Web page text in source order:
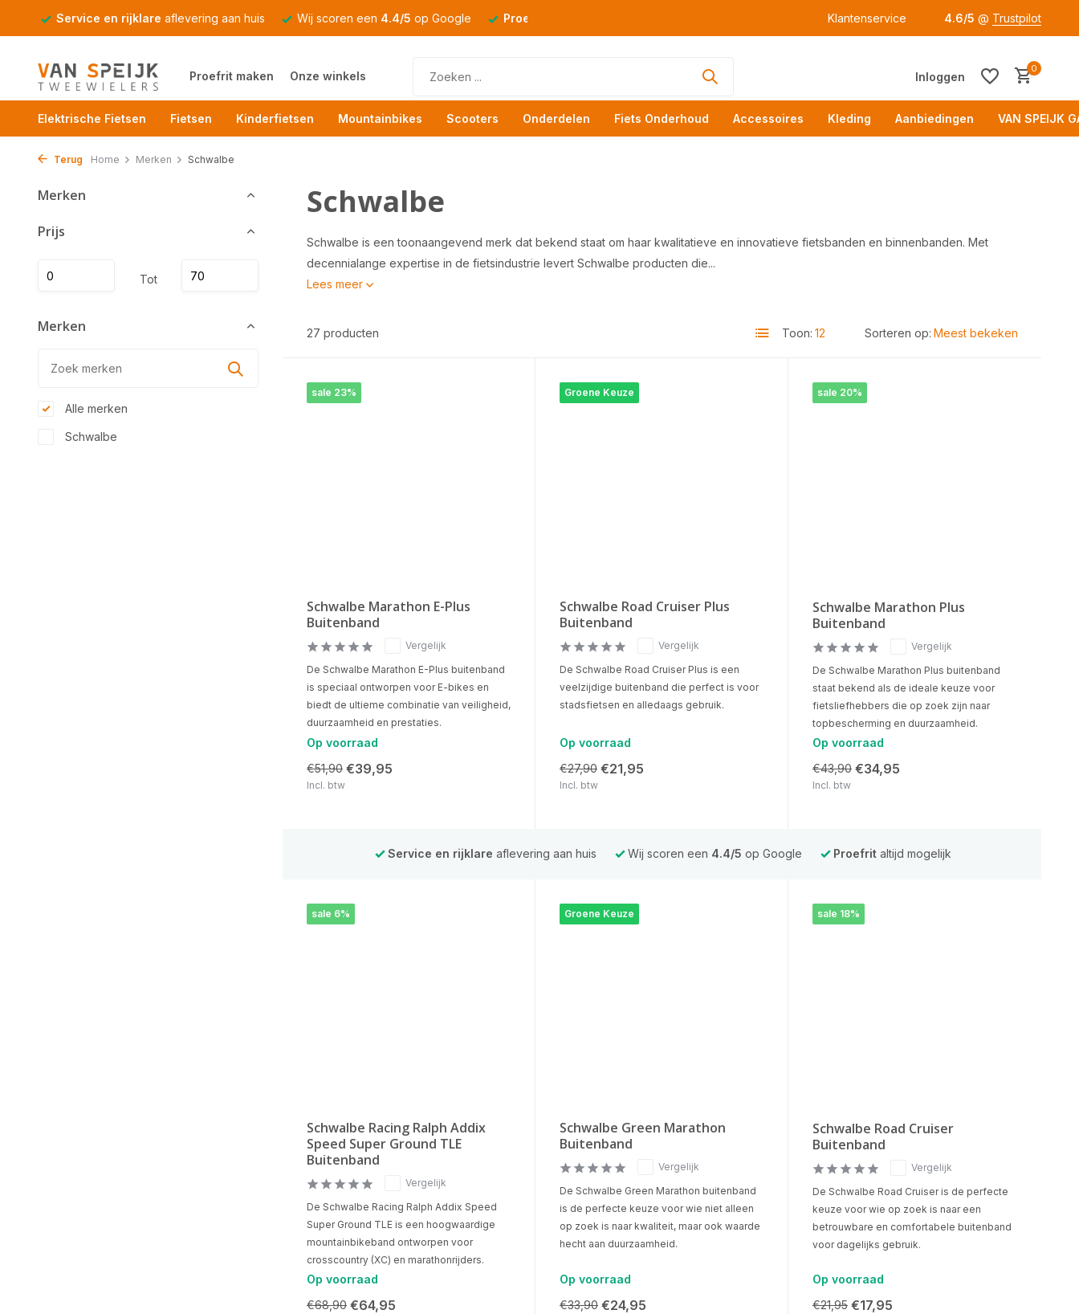
Service en rijklare aflevering aan huis Wij scoren een 4.4/5 op Google Proefrit Klantenservice 4.6/5 @ Trustpilot
Proefrit maken Onze winkels Inloggen
0
Elektrische Fietsen Fietsen Kinderfietsen Mountainbikes Scooters Onderdelen Fiets Onderhoud Accessoires Kleding Aanbiedingen VAN SPEIJK
Terug Home Merken Schwalbe
Merken
Prijs
Tot
Merken
Alle merken
Schwalbe
Schwalbe
Schwalbe is een toonaangevend merk dat bekend staat om haar kwalitatieve en innovatieve fietsbanden en binnenbanden. Met
decennialange expertise in de fietsindustrie levert Schwalbe producten die...
Lees meer
27 producten Toon: Sorteren op:
sale 23%
Schwalbe Marathon E-Plus
Buitenband
Vergelijk
De Schwalbe Marathon E-Plus buitenband
is speciaal ontworpen voor E-bikes en
biedt de ultieme combinatie van veiligheid,
duurzaamheid en prestaties.
Op voorraad
€51,90 €39,95
Incl. btw
Groene Keuze
Schwalbe Road Cruiser Plus
Buitenband
Vergelijk
De Schwalbe Road Cruiser Plus is een
veelzijdige buitenband die perfect is voor
stadsfietsen en alledaags gebruik.
Op voorraad
€27,90 €21,95
Incl. btw
sale 20%
Schwalbe Marathon Plus
Buitenband
Vergelijk
De Schwalbe Marathon Plus buitenband
staat bekend als de ideale keuze voor
fietsliefhebbers die op zoek zijn naar
topbescherming en duurzaamheid.
Op voorraad
€43,90 €34,95
Incl. btw
Service en rijklare aflevering aan huis Wij scoren een 4.4/5 op Google Proefrit altijd mogelijk
sale 6%
Schwalbe Racing Ralph Addix
Speed Super Ground TLE
Buitenband
Vergelijk
De Schwalbe Racing Ralph Addix Speed
Super Ground TLE is een hoogwaardige
mountainbikeband ontworpen voor
crosscountry (XC) en marathonrijders.
Op voorraad
€68,90 €64,95
Groene Keuze
Schwalbe Green Marathon
Buitenband
Vergelijk
De Schwalbe Green Marathon buitenband
is de perfecte keuze voor wie niet alleen
op zoek is naar kwaliteit, maar ook waarde
hecht aan duurzaamheid.
Op voorraad
€33,90 €24,95
sale 18%
Schwalbe Road Cruiser
Buitenband
Vergelijk
De Schwalbe Road Cruiser is de perfecte
keuze voor wie op zoek is naar een
betrouwbare en comfortabele buitenband
voor dagelijks gebruik.
Op voorraad
€21,95 €17,95